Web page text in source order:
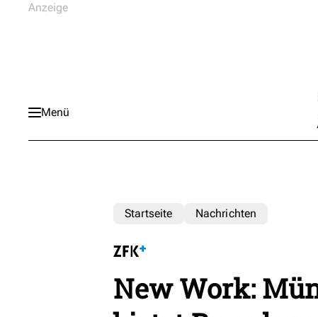
Menü
Startseite Nachrichten
New Work: